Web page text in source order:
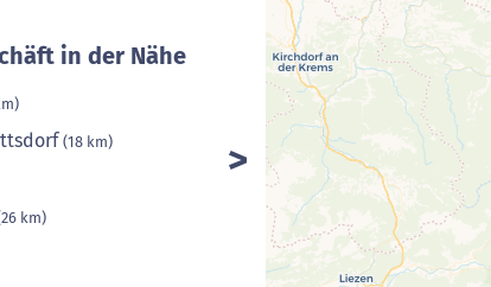
in der Nähe
(18 km)
km)